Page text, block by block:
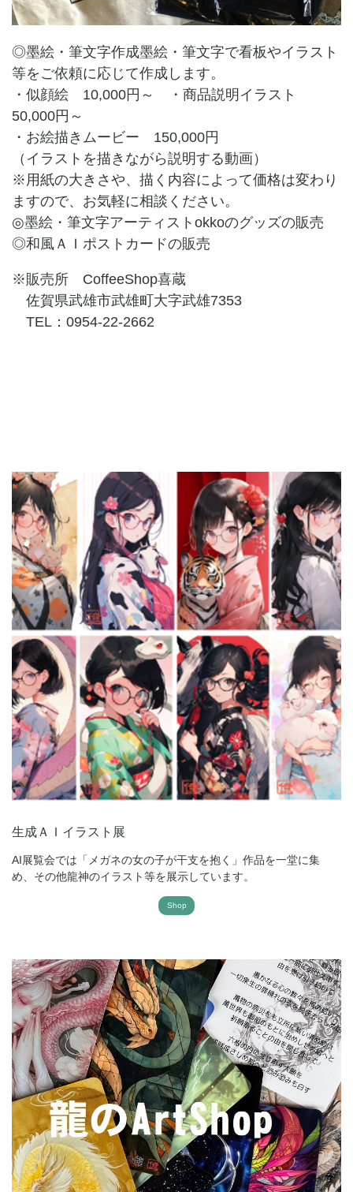
◎墨絵・筆文字作成墨絵・筆文字で看板やイラスト
等をご依頼に応じて作成します。
・似顔絵 10,000円～ ・商品説明イラスト
50,000円～
・お絵描きムービー 150,000円
（イラストを描きながら説明する動画）
※用紙の大きさや、描く内容によって価格は変わり
ますので、お気軽に相談ください。
◎墨絵・筆文字アーティストokkoのグッズの販売
◎和風ＡＩポストカードの販売
※販売所 CoffeeShop喜蔵
佐賀県武雄市武雄町大字武雄7353
TEL：0954-22-2662
生成ＡＩイラスト展
AI展覧会では「メガネの女の子が干支を抱く」作品を一堂に集
め、その他龍神のイラスト等を展示しています。
Shop